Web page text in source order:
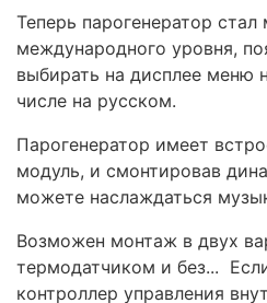
Теперь парогенератор стал
международного уровня,
выбирать на дисплее меню
числе на русском.
Парогенератор имеет
модуль, и смонтировав
можете наслаждаться
Возможен монтаж в двух
термодатчиком и без...
контроллер управления